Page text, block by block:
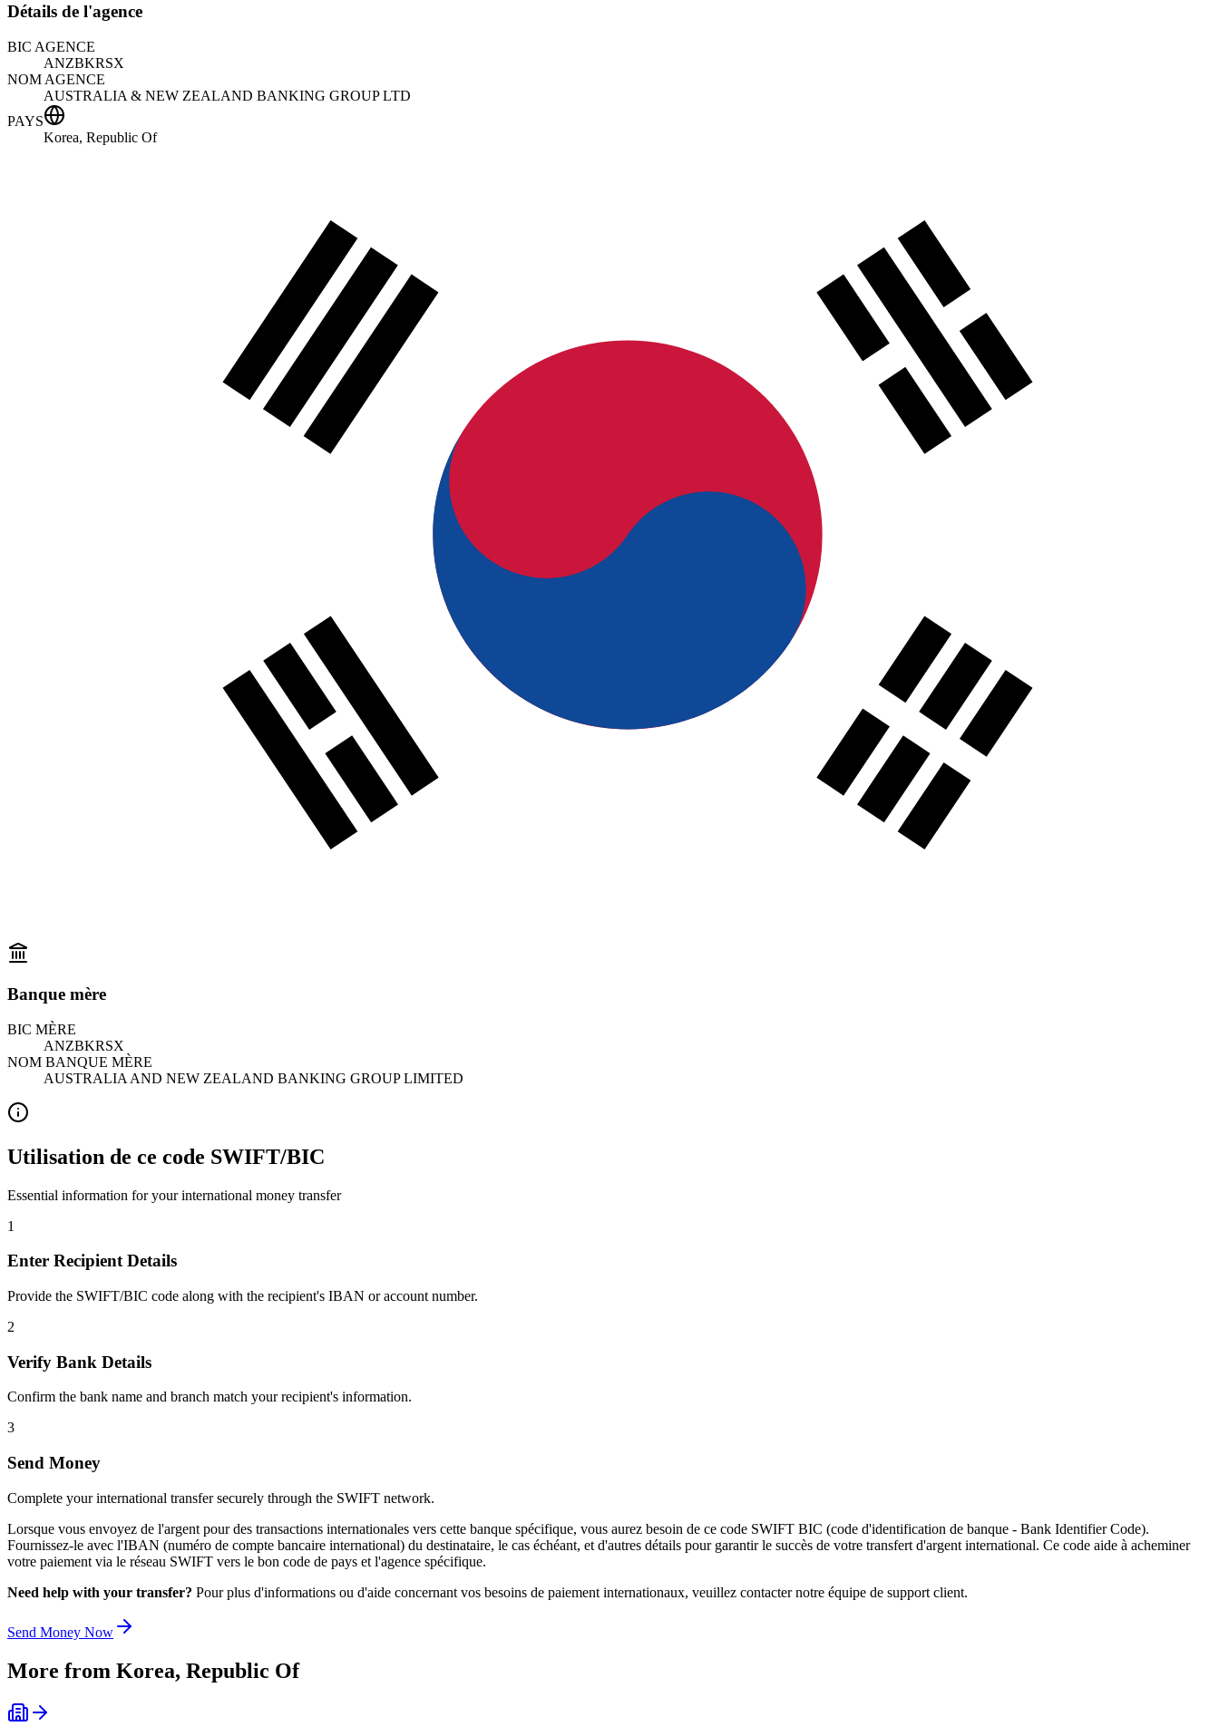
Détails de l'agence
BIC AGENCE
ANZBKRSX
NOM AGENCE
AUSTRALIA & NEW ZEALAND BANKING GROUP LTD
PAYS
Korea, Republic Of
Banque mère
BIC MÈRE
ANZBKRSX
NOM BANQUE MÈRE
AUSTRALIA AND NEW ZEALAND BANKING GROUP LIMITED
Utilisation de ce code SWIFT/BIC
Essential information for your international money transfer
1
Enter Recipient Details
Provide the SWIFT/BIC code along with the recipient's IBAN or account number.
2
Verify Bank Details
Confirm the bank name and branch match your recipient's information.
3
Send Money
Complete your international transfer securely through the SWIFT network.
Lorsque vous envoyez de l'argent pour des transactions internationales vers cette banque spécifique, vous aurez besoin de ce code SWIFT BIC (code d'identification de banque - Bank Identifier Code).
Fournissez-le avec l'IBAN (numéro de compte bancaire international) du destinataire, le cas échéant, et d'autres détails pour garantir le succès de votre transfert d'argent international. Ce code aide à acheminer
votre paiement via le réseau SWIFT vers le bon code de pays et l'agence spécifique.
Need help with your transfer? Pour plus d'informations ou d'aide concernant vos besoins de paiement internationaux, veuillez contacter notre équipe de support client.
Send Money Now
More from Korea, Republic Of